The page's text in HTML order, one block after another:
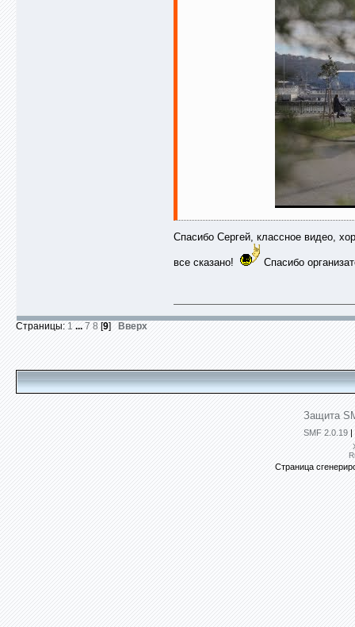
Спасибо Сергей, классное видео,
все сказано! Спасибо
Страницы: 1 ... 7 8 [9] Вверх
Защита
SMF 2.0.19 |
Страница